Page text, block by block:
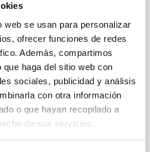
web se usan para personalizar
ofrecer funciones de redes
Además, compartimos
haga del sitio web con
sociales, publicidad y análisis
con otra información
o que hayan recopilado a
de sus servicios.
GENERAL
LA PALMA) - FIJO
031
para el ingreso, como
un puesto de trabajo con la
Técnico/a Mantenimiento
y que tendrá